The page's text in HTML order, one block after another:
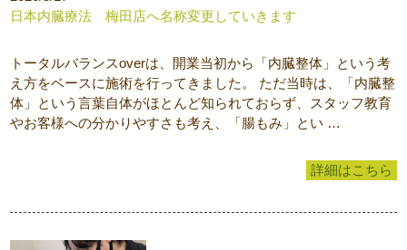
日本内臓療法 梅田店へ名称変更していきます
トータルバランスoverは、開業当初から「内臓整体」という考
え方をベースに施術を行ってきました。 ただ当時は、「内臓整
体」という言葉自体がほとんど知られておらず、スタッフ教育
やお客様への分かりやすさも考え、「腸もみ」とい …
詳細はこちら